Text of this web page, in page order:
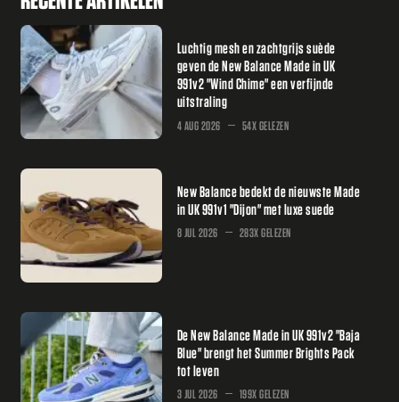
Luchtig mesh en zachtgrijs suède
geven de New Balance Made in UK
991v2 "Wind Chime" een verfijnde
uitstraling
4 AUG 2026 54X GELEZEN
New Balance bedekt de nieuwste Made
in UK 991v1 "Dijon" met luxe suede
8 JUL 2026 283X GELEZEN
De New Balance Made in UK 991v2 "Baja
Blue" brengt het Summer Brights Pack
tot leven
3 JUL 2026 199X GELEZEN